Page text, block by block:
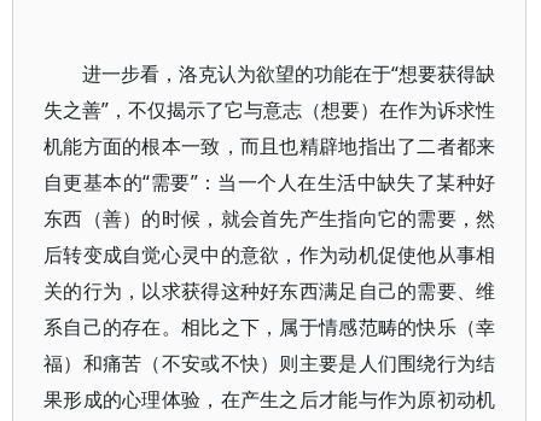
进一步看，洛克认为欲望的功能在于“想要获得缺
失之善”，不仅揭示了它与意志（想要）在作为诉求性
机能方面的根本一致，而且也精辟地指出了二者都来
自更基本的“需要”：当一个人在生活中缺失了某种好
东西（善）的时候，就会首先产生指向它的需要，然
后转变成自觉心灵中的意欲，作为动机促使他从事相
关的行为，以求获得这种好东西满足自己的需要、维
系自己的存在。相比之下，属于情感范畴的快乐（幸
福）和痛苦（不安或不快）则主要是人们围绕行为结
果形成的心理体验，在产生之后才能与作为原初动机